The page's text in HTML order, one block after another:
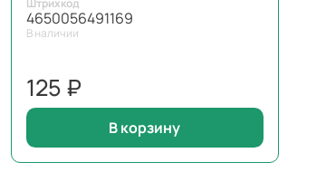
Штрихкод
4650056491169
В наличии
125 ₽
В корзину